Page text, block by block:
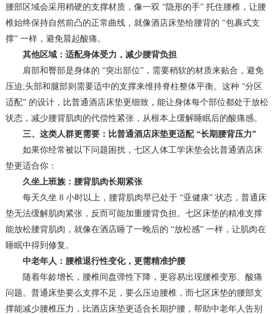
腰部区域会采用稍硬的支撑材质，像一双 “隐形的手” 托住腰椎，让腰
椎始终保持自然前凸的正常曲线，就像酒店床垫给腰背的 “包裹式支
撑” 一样，避免晨起酸痛。
其他区域：适配身体受力，减少腰背负担
肩部和臀部是身体的 “突出部位”，需要稍软的材质来贴合，避免
压迫;头部和腿部则需要适中的支撑来维持脊柱整体平衡。这种 “分区
适配” 的设计，比普通酒店床垫更细致，能让身体每个部位都处于放松
状态，减少腰背肌肉的代偿性紧张，从根本上缓解睡眠后的酸痛感。
三、这类人群更需要：比普通酒店床垫更适配 “长期腰背压力”
如果你经常被以下问题困扰，七区人体工学床垫会比普通酒店床
垫更适合你：
久坐上班族：腰背肌肉长期紧张
每天久坐 8 小时以上，腰背肌肉早已处于 “亚健康” 状态，普通床
垫无法缓解肌肉紧张，反而可能加重腰背负担。七区床垫的精准支撑
能放松腰背肌肉，就像在酒店睡了一晚后的 “放松感” 一样，让肌肉在
睡眠中得到修复。
中老年人：腰椎退行性变化，更需精准护腰
随着年龄增长，腰椎间盘弹性下降，更容易出现腰椎变形、酸痛
问题。普通床垫要么支撑不足，要么压迫腰椎，而七区床垫的腰部支
撑能减少腰椎压力，比酒店床垫更适合长期护腰，帮助中老年人告别